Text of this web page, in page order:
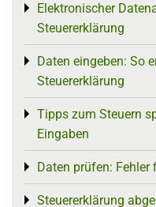
Elektronischer
Steuererklärung
Toggle menu
Daten eingeben: So
Steuererklärung
Toggle menu
Tipps zum Steuern
Eingaben
Toggle menu
Daten prüfen: Fehler
Toggle menu
Steuererklärung
Toggle menu